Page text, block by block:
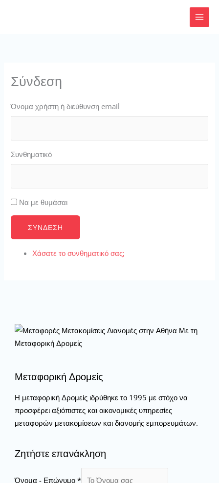
Σύνδεση
Όνομα χρήστη ή διεύθυνση email
Συνθηματικό
Να με θυμάσαι
ΣΎΝΔΕΣΗ
Χάσατε το συνθηματικό σας;
Μεταφορική Δρομείς
Η μεταφορική Δρομείς ιδρύθηκε το 1995 με στόχο να
προσφέρει αξιόπιστες και οικονομικές υπηρεσίες
μεταφορών μετακομίσεων και διανομής εμπορευμάτων.
Ζητήστε επανάκληση
Όνομα - Επώνυμο *